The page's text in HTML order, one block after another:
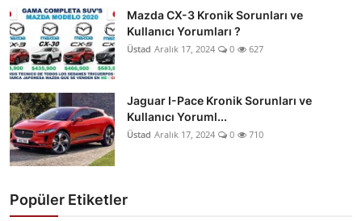
Mazda CX-3 Kronik Sorunları ve
Kullanıcı Yorumları ?
Üstad Aralık 17, 2024 0 627
Jaguar I-Pace Kronik Sorunları ve
Kullanıcı Yoruml...
Üstad Aralık 17, 2024 0 710
Popüler Etiketler